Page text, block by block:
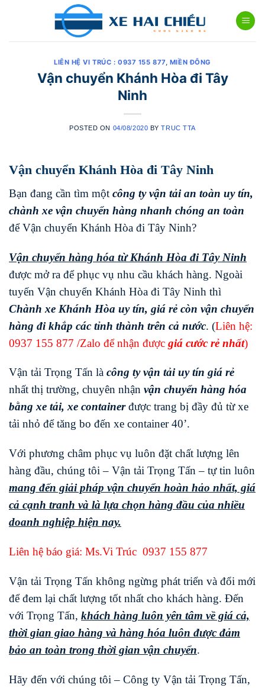
LIÊN HỆ VI TRÚC : 0937 155 877, MIỀN ĐÔNG
Vận chuyển Khánh Hòa đi Tây
Ninh
POSTED ON 04/08/2020 BYTRUC TTA
Vận chuyển Khánh Hòa đi Tây Ninh
Bạn đang cần tìm một công ty vận tải an toàn uy tín,
chành xe vận chuyển hàng nhanh chóng an toàn
để Vận chuyển Khánh Hòa đi Tây Ninh?
Vận chuyển hàng hóa từ Khánh Hòa đi Tây Ninh
được mở ra để phục vụ nhu cầu khách hàng. Ngoài
tuyến Vận chuyển Khánh Hòa đi Tây Ninh thì
Chành xe Khánh Hòa uy tín, giá rẻ còn vận chuyển
hàng đi khắp các tỉnh thành trên cả nước. (Liên hệ:
0937 155 877 /Zalo để nhận được giá cước rẻ nhất)
Vận tải Trọng Tấn là công ty vận tải uy tín giá rẻ
nhất thị trường, chuyên nhận vận chuyển hàng hóa
bằng xe tải, xe containerđược trang bị đầy đủ từ xe
tải nhỏ để tăng bo đến xe container 40’.
Với phương châm phục vụ luôn đặt chất lượng lên
hàng đầu, chúng tôi – Vận tải Trọng Tấn – tự tin luôn
mang đến giải pháp vận chuyển hoàn hảo nhất, giá
cả cạnh tranh và là lựa chọn hàng đầu của nhiều
doanh nghiệp hiện nay.
Liên hệ báo giá: Ms.Vi Trúc 0937 155 877
Vận tải Trọng Tấn không ngừng phát triển và đổi mới
để đem lại chất lượng tốt nhất cho khách hàng. Đến
với Trọng Tấn, khách hàng luôn yên tâm về giá cả,
thời gian giao hàng và hàng hóa luôn được đảm
bảo an toàn trong thời gian vận chuyển.
Hãy đến với chúng tôi – Công ty Vận tải Trọng Tấn,